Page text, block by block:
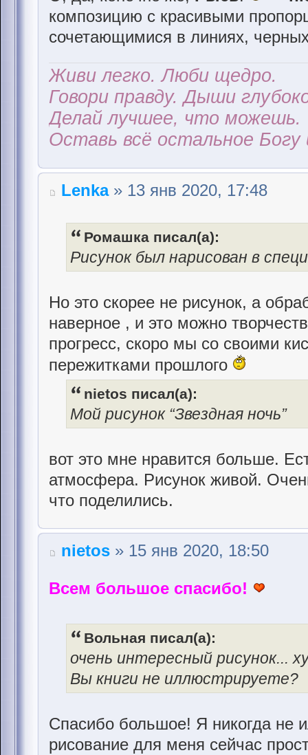
композицию с красивыми
сочетающимися в линиях,
Живи легко. Люби щедро.
Говори правду. Дыши
Делай лучшее, что можешь.
Оставь всё остальное Богу
Lenka» 13 янв 2020, 17:48
Ромашка писал(а):
Рисунок был нарисован в
Но это скорее не рисунок, а
наверное , и это можно
прогресс, скоро мы со своими
пережитками прошлого
nietos писал(а):
Мой рисунок “Звездная ночь”
вот это мне нравится больше.
атмосфера. Рисунок живой.
что поделились.
nietos » 15 янв 2020, 18:50
Всем большое спасибо!
Вольная писал(а):
очень интересный рисунок...
Вы книги не иллюстрируете?
Спасибо большое! Я никогда не
рисование для меня сейчас